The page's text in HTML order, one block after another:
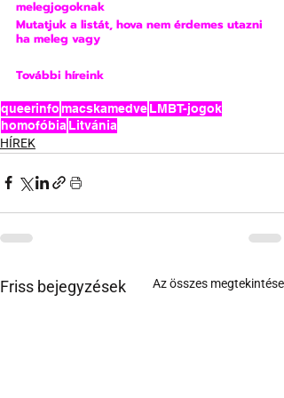
melegjogoknak
Mutatjuk a listát, hova nem érdemes utazni
ha meleg vagy
További híreink
queerinfomacskamedveLMBT-jogok
homofóbia Litvánia
HÍREK
Friss bejegyzések Az összes megtekintése